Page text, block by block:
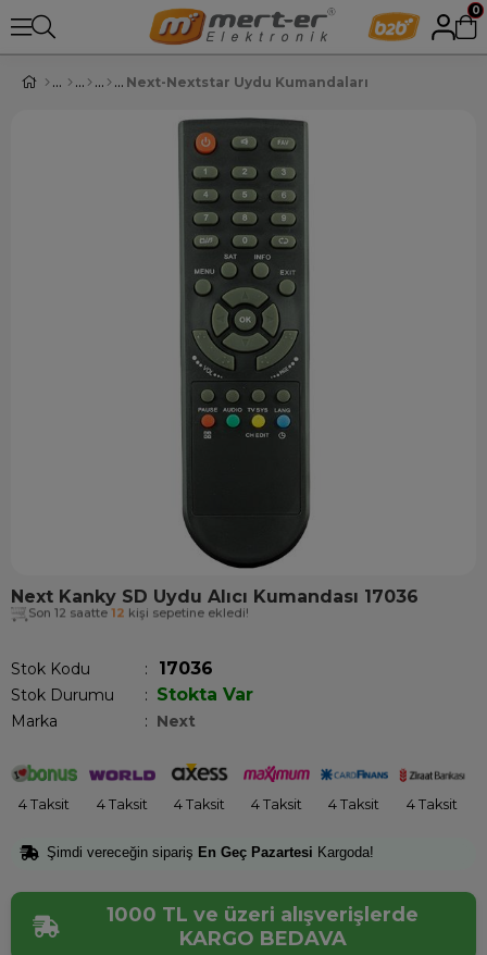
0
Next-Nextstar Uydu Kumandaları
Next Kanky SD Uydu Alıcı Kumandası 17036
Son 12 saatte 12 kişi sepetine ekledi!
Stok Kodu 17036
Stok Durumu : Stokta Var
Marka : Next
4 Taksit 4 Taksit 4 Taksit 4 Taksit 4 Taksit 4 Taksit
Şimdi vereceğin sipariş En Geç Pazartesi Kargoda!
1000 TL ve üzeri alışverişlerde
KARGO BEDAVA